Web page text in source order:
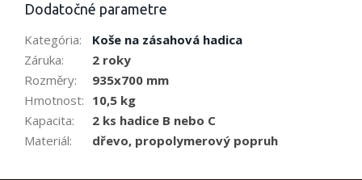
Dodatočné parametre
Kategória:
Koše na zásahová hadica
Záruka:
2 roky
Rozměry:
935x700 mm
Hmotnost: 10,5 kg
Kapacita:
2 ks hadice B nebo C
Materiál: dřevo, propolymerový popruh